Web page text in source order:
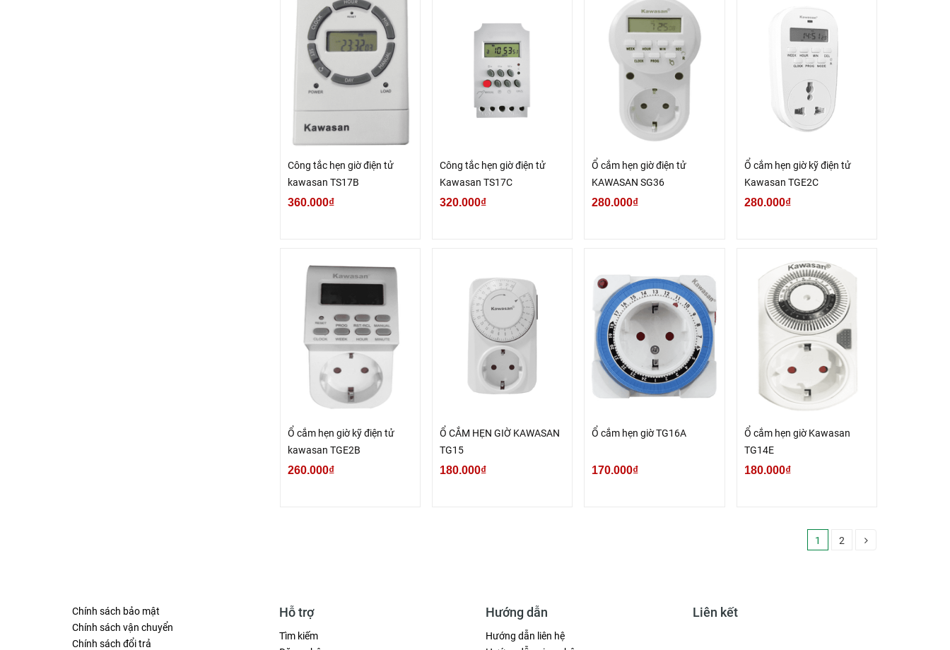
Công tắc hẹn giờ điện tử
kawasan TS17B
360.000₫
Công tắc hẹn giờ điện tử
Kawasan TS17C
320.000₫
Ổ cắm hẹn giờ điện tử
KAWASAN SG36
280.000₫
Ổ cắm hẹn giờ kỹ điện tử
Kawasan TGE2C
280.000₫
Ổ cắm hẹn giờ kỹ điện tử
kawasan TGE2B
260.000₫
Ổ CẮM HẸN GIỜ KAWASAN
TG15
180.000₫
Ổ cắm hẹn giờ TG16A
170.000₫
Ổ cắm hẹn giờ Kawasan
TG14E
180.000₫
1 2
Chính sách bảo mật
Chính sách vận chuyển
Chính sách đổi trả
Hỗ trợ
Tìm kiếm
Hướng dẫn
Hướng dẫn liên hệ
Liên kết